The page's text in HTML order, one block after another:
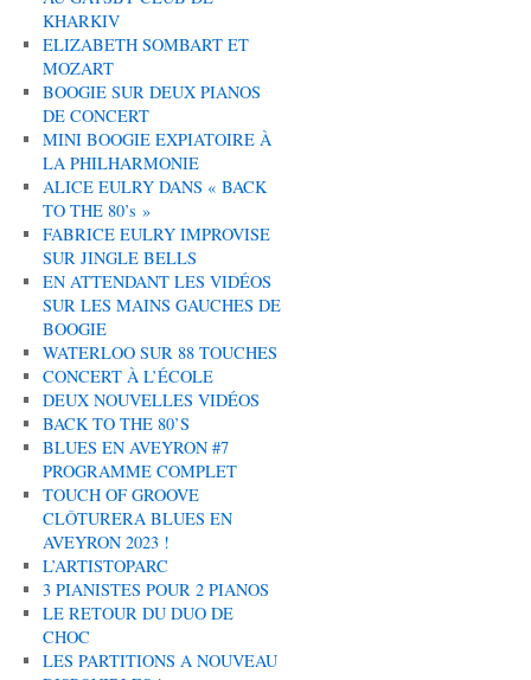
KHARKIV
ELIZABETH SOMBART ET
MOZART
BOOGIE SUR DEUX PIANOS
DE CONCERT
MINI BOOGIE EXPIATOIRE À
LA PHILHARMONIE
ALICE EULRY DANS « BACK
TO THE 80’s »
FABRICE EULRY IMPROVISE
SUR JINGLE BELLS
EN ATTENDANT LES VIDÉOS
SUR LES MAINS GAUCHES DE
BOOGIE
WATERLOO SUR 88 TOUCHES
CONCERT À L’ÉCOLE
DEUX NOUVELLES VIDÉOS
BACK TO THE 80’S
BLUES EN AVEYRON #7
PROGRAMME COMPLET
TOUCH OF GROOVE
CLÔTURERA BLUES EN
AVEYRON 2023 !
L’ARTISTOPARC
3 PIANISTES POUR 2 PIANOS
LE RETOUR DU DUO DE
CHOC
LES PARTITIONS A NOUVEAU